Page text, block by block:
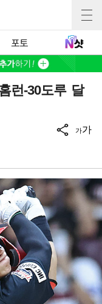
포토
런-30도루 달
가가